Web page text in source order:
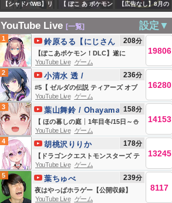
目【IdentityV】 エッフェル塔を眺
めながら、やさし
いボサノバと始め
る優雅な朝☕ 集中
力を高めるカフェ
ジャズBGM -
𝐀𝐮𝐭𝐮𝐦𝐧 𝐉𝐚𝐳𝐳
【シャドバWB】リ
ンクルウィッチ試
BEYONDの深夜シ
ャドウバース【ク
ロニクル・オブ・
ディスティニー】
【 ぽこ あ ポケモン
】アシマリギャル
ゲ【 ぶいすぽっ！/
紫宮るな 】
【広告なし】8月の
パリカフェで流れ
る初秋のスターバ
ックス風ジャズ🍂
めながら、やさし
いボサノバと始め
る優雅な朝☕ 集中
力を高めるカフェ
𝐀𝐮𝐭𝐮𝐦𝐧 𝐉𝐚𝐳𝐳
YouTube Live [一覧] 設定▼
1
【ぽこあポケモン！DLC】遂に
ッ！！来たッ！！あそぼおおおおお
おお！！！ 【にじさんじ/鈴原る
る】
鈴原るる【にじさん
じ所属】
208分
19806
YouTube Live ゲーム
2
#5【 ゼルダの伝説 ティアーズ オブ
ザ キングダム 】完全初見プレイ！探
索がやめられない～😭【小清水 透 /
にじさんじ】
小清水 透 /
Koshimizu
Toru【にじさんじ】
236分
16280
YouTube Live ゲーム
3
【 ほの暮しの庭┊︎1年目冬/15日～⛄
】少し不穏なスローライフ！？王覇
山、入村😨。（ 暮らし、ときどき、
―― ）【 にじさんじ┊︎葉山舞鈴┊︎※
ネタバレ注意 】
葉山舞鈴 / Ohayama
Ch.
158分
14153
YouTube Live ゲーム
4
【ドラゴンクエストモンスターズ テ
リーのワンダーランド3D】めざせタ
イジュ代表！マスターランクあげる
ぞ！※ネタバレ注意【胡桃沢りり
胡桃沢りりか 178分
13245
YouTube Live ゲーム
5
夜はやっぱホラゲー【公開収録】
葉ちゅべ 239分
8117
YouTube Live ゲーム